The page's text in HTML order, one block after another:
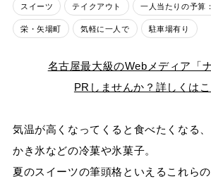
スイーツ テイクアウト 一人当たりの予算
栄・矢場町 気軽に一人で 駐車場有り
名古屋最大級のWebメディア「
PRしませんか？詳しくは
気温が高くなってくると食べたくなる
かき氷などの冷菓や氷菓子。
夏のスイーツの筆頭格といえるこれら